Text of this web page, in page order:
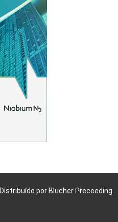
Distribuído por Blucher Preceeding